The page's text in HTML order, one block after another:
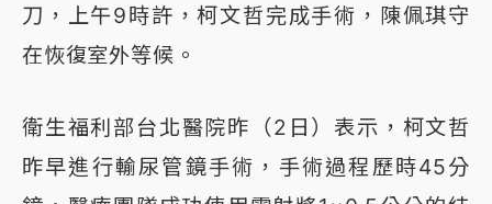
刀，上午9時許，柯文哲完成手術，陳佩琪守
在恢復室外等候。
衛生福利部台北醫院昨（2日）表示，柯文哲
昨早進行輸尿管鏡手術，手術過程歷時45分